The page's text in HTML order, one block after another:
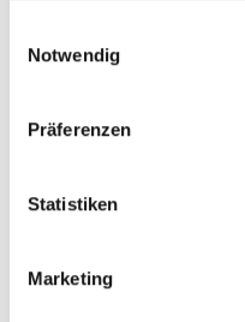
Notwendig
Präferenzen
Statistiken
Marketing